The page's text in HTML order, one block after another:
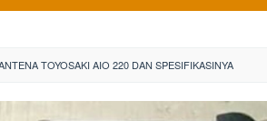
TOYOSAKI AIO 220 DAN SPESIFIKASINYA